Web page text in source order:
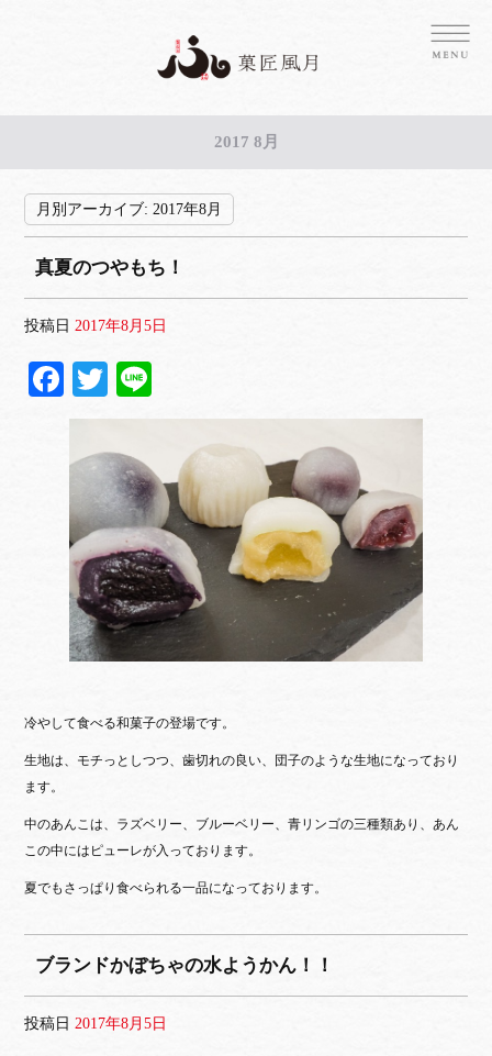
2017 8月
月別アーカイブ:2017年8月
真夏のつやもち！
投稿日 2017年8月5日
Fa
ce
bo
ok
T
wi
tte
r
ne
冷やして食べる和菓子の登場です。
生地は、モチっとしつつ、歯切れの良い、団子のような生地になっており
ます。
中のあんこは、ラズベリー、ブルーベリー、青リンゴの三種類あり、あん
この中にはピューレが入っております。
夏でもさっぱり食べられる一品になっております。
ブランドかぼちゃの水ようかん！！
投稿日 2017年8月5日